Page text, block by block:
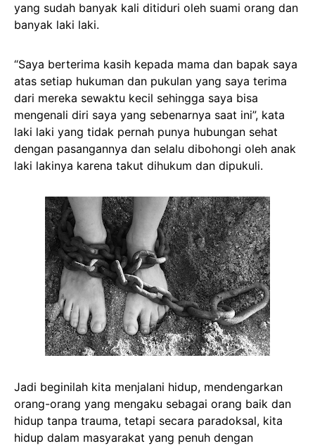
yang sudah banyak kali ditiduri oleh suami orang dan
banyak laki laki.
“Saya berterima kasih kepada mama dan bapak saya
atas setiap hukuman dan pukulan yang saya terima
dari mereka sewaktu kecil sehingga saya bisa
mengenali diri saya yang sebenarnya saat ini”, kata
laki laki yang tidak pernah punya hubungan sehat
dengan pasangannya dan selalu dibohongi oleh anak
laki lakinya karena takut dihukum dan dipukuli.
Jadi beginilah kita menjalani hidup, mendengarkan
orang-orang yang mengaku sebagai orang baik dan
hidup tanpa trauma, tetapi secara paradoksal, kita
hidup dalam masyarakat yang penuh dengan